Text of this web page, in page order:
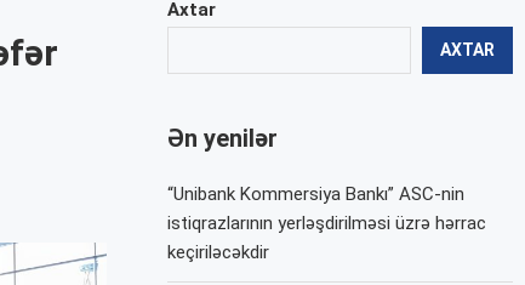
Axtar
AXTAR
Ən yenilər
“Unibank Kommersiya Bankı” ASC-nin
istiqrazlarının yerləşdirilməsi üzrə hərrac
keçiriləcəkdir